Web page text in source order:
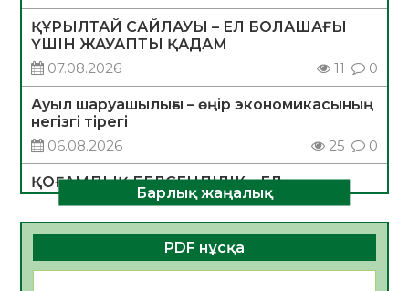
ҚҰРЫЛТАЙ САЙЛАУЫ – ЕЛ БОЛАШАҒЫ
ҮШІН ЖАУАПТЫ ҚАДАМ
07.08.2026
11 0
Ауыл шаруашылығы – өңір экономикасының
негізгі тірегі
06.08.2026
25 0
ҚОҒАМДЫҚ БЕЛСЕНДІЛІК – ЕЛ
ДАМУЫНЫҢ НЕГІЗІ
06.08.2026
23 0
ҚҰРЫЛТАЙ САЙЛАУЫ – БОЛАШАҚҚА
БАСТАР ЖАУАПТЫ ТАҢДАУ
Барлық жаңалық
PDF нұсқа